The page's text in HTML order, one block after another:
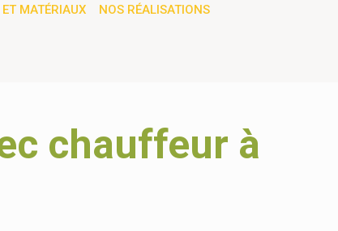
MATÉRIAUX NOS RÉALISATIONS
chauffeur à